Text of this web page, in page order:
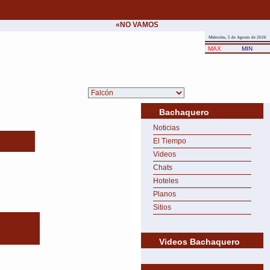
«NO VAMOS A CEDER NUNCA AL
Miércoles, 5 de Agosto de 2026
MAX MIN
Bachaquero
Noticias
El Tiempo
Videos
Chats
Hoteles
Planos
Sitios
Videos Bachaquero